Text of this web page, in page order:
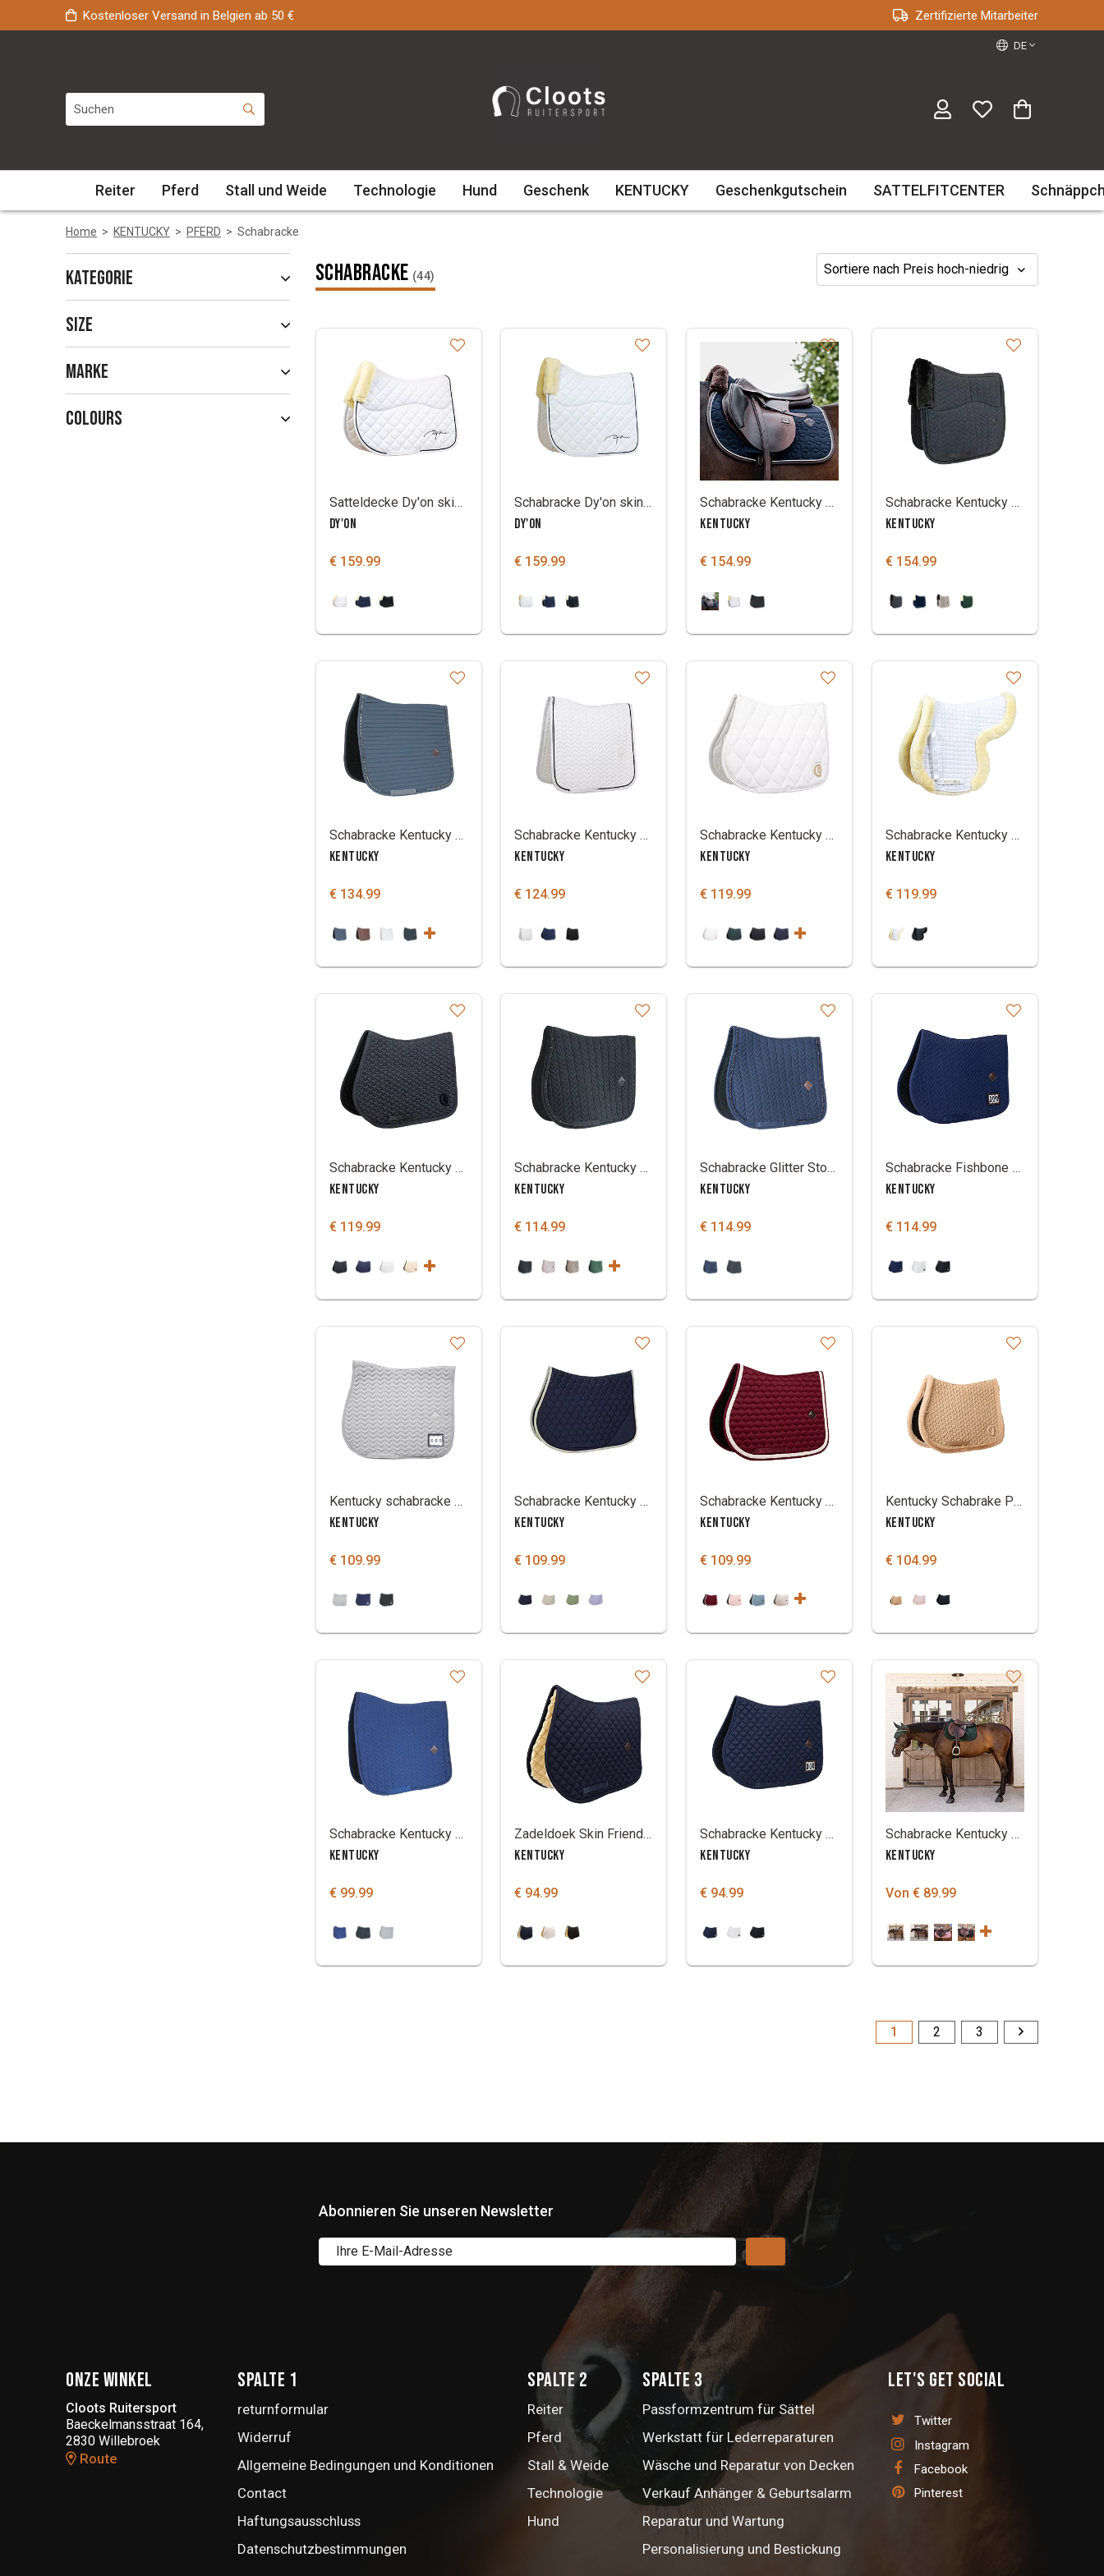
Kostenloser Versand in Belgien ab 50 € Zertifizierte Mitarbeiter
DE
Reiter Pferd Stall und Weide Technologie Hund Geschenk KENTUCKY Geschenkgutschein SATTELFITCENTER
Home > KENTUCKY > PFERD > Schabracke
Kategorie
Size
Marke
Colours
Schabracke (44)
Satteldecke Dy'on skin friendly springen
DY'ON
€ 159.99
Schabracke Dy'on skin friendly dressur
DY'ON
€ 159.99
Schabracke Kentucky skin friendly sternsteppung
KENTUCKY
€ 154.99
Schabracke Kentucky Skin Friendly velvet
KENTUCKY
€ 154.99
Schabracke Kentucky pearls
KENTUCKY
€ 134.99
Schabracke Kentucky Springen mit Metal Kette
KENTUCKY
€ 124.99
Schabracke Kentucky Wave
KENTUCKY
€ 119.99
Schabracke Kentucky Hunter Vegan Lamfell
KENTUCKY
€ 119.99
Schabracke Kentucky Plaited 3D Logo
KENTUCKY
€ 119.99
Schabracke Kentucky Velvet Pearls
KENTUCKY
€ 114.99
Schabracke Glitter Stone Kentucky
KENTUCKY
€ 114.99
Schabracke Fishbone Turnier mit 2 Nummern
KENTUCKY
€ 114.99
Kentucky schabracke Fischgrätenwettbewerb mit Nummernhalter
KENTUCKY
€ 109.99
Schabracke Kentucky softshell onion quilt
KENTUCKY
€ 109.99
Schabracke Kentucky mit geflochtener Kordel
KENTUCKY
€ 109.99
Kentucky Schabrake Plaited Fake Fur
KENTUCKY
€ 104.99
Schabracke Kentucky fishbone
KENTUCKY
€ 99.99
Zadeldoek Skin Friendly Kentucky met schapenvacht diamond
KENTUCKY
€ 94.99
Schabracke Kentucky diamond rope 2 nummern
KENTUCKY
€ 94.99
Schabracke Kentucky Velvet mini pearls
KENTUCKY
Von € 89.99
1 2 3
Abonnieren Sie unseren Newsletter
Onze winkel
Cloots Ruitersport
Baeckelmansstraat 164,
2830 Willebroek
Route
Spalte 1
returnformular
Widerruf
Allgemeine Bedingungen und Konditionen
Contact
Haftungsausschluss
Datenschutzbestimmungen
Spalte 2
Reiter
Pferd
Stall & Weide
Technologie
Hund
Spalte 3
Passformzentrum für Sättel
Werkstatt für Lederreparaturen
Wäsche und Reparatur von Decken
Verkauf Anhänger & Geburtsalarm
Reparatur und Wartung
Personalisierung und Bestickung
Let's get social
Twitter
Instagram
Facebook
Pinterest